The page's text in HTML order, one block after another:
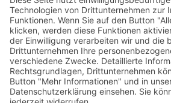
Newsletter
Flammkuchen
Rechtliches
AGB